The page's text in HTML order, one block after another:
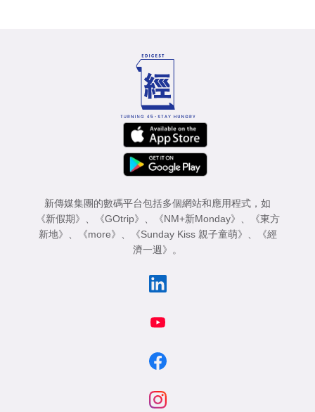
新傳媒集團的數碼平台包括多個網站和應用程式，如
《新假期》
《GOtrip》 《NM+新Monday》
《東方
新地》
《more》 《Sunday Kiss 親子童萌》
《經
濟一週》
。